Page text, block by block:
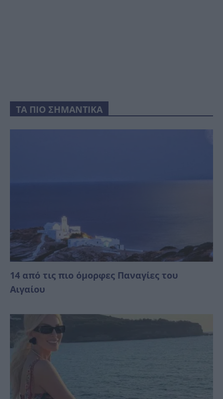
ΤΑ ΠΙΟ ΣΗΜΑΝΤΙΚΑ
14 από τις πιο όμορφες Παναγίες του
Αιγαίου